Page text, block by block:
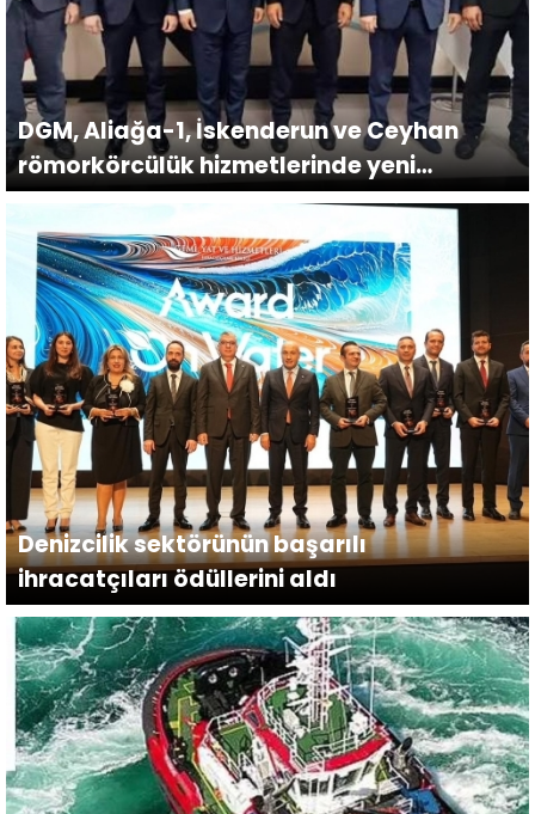
DGM, Aliağa-1, İskenderun ve Ceyhan
römorkörcülük hizmetlerinde yeni
dönemin başladığını duyurdu.
Denizcilik sektörünün başarılı
ihracatçıları ödüllerini aldı